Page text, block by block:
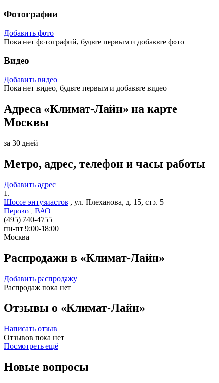
Фотографии
Добавить фото
Пока нет фотографий, будьте первым и добавьте фото
Видео
Добавить видео
Пока нет видео, будьте первым и добавьте видео
Адреса «Климат-Лайн» на карте
Москвы
за 30 дней
Метро, адрес, телефон и часы работы
Добавить адрес
1.
Шоссе энтузиастов , ул. Плеханова, д. 15, стр. 5
Перово , ВАО
(495) 740-4755
пн-пт 9:00-18:00
Москва
Распродажи в «Климат-Лайн»
Добавить распродажу
Распродаж пока нет
Отзывы о «Климат-Лайн»
Написать отзыв
Отзывов пока нет
Посмотреть ещё
Новые вопросы